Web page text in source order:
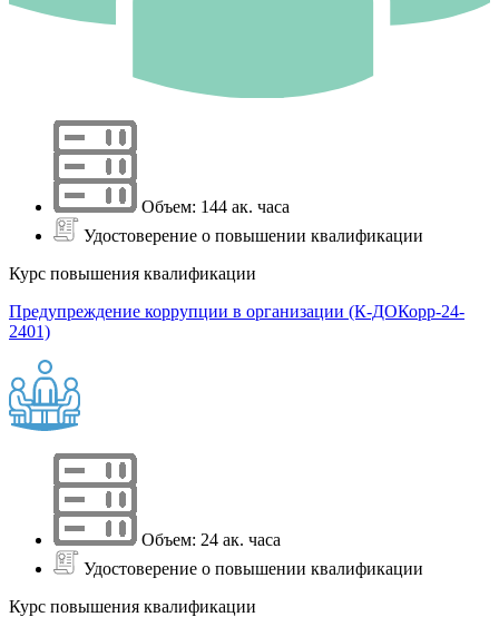
Объем: 144 ак. часа
Удостоверение о повышении квалификации
Курс повышения квалификации
Предупреждение коррупции в организации (К-ДОКорр-24-
2401)
Объем: 24 ак. часа
Удостоверение о повышении квалификации
Курс повышения квалификации